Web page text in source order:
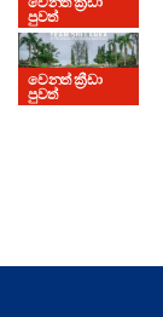
පුවත්
වෙනත් ක්‍රීඩා
පුවත්